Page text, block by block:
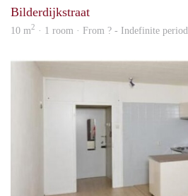
Bilderdijkstraat
10 m2 · 1 room · From ? - Indefinite period